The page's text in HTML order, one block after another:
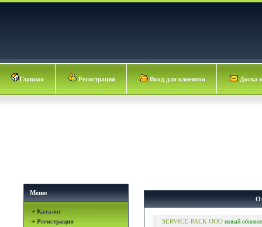
Главная Регистрация Вход для клиентов Доска
Меню
Каталог
Регистрация
SERVICE-PACK ООО новый